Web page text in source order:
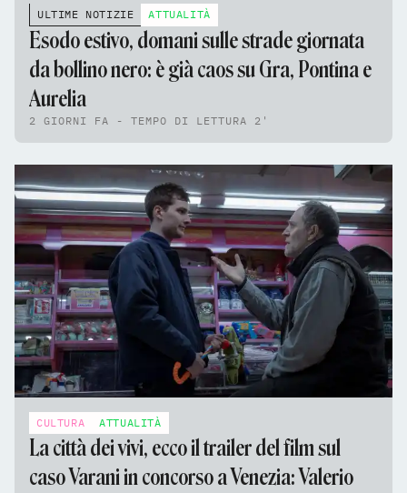
ULTIME NOTIZIE ATTUALITÀ
Esodo estivo, domani sulle strade giornata
da bollino nero: è già caos su Gra, Pontina e
Aurelia
2 GIORNI FA - TEMPO DI LETTURA 2'
CULTURA ATTUALITÀ
La città dei vivi, ecco il trailer del film sul
caso Varani in concorso a Venezia: Valerio